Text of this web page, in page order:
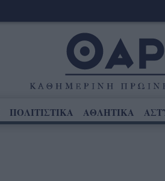
ΠΟΛΙΤΙΣΤΙΚΑ ΑΘΛΗΤΙΚΑ